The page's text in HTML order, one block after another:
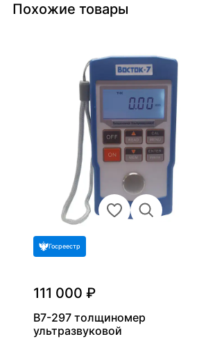
Похожие товары
Госреестр
111 000 ₽
В7-297 толщиномер
ультразвуковой